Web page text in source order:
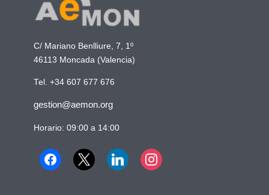
C/ Mariano Benlliure, 7, 1º
46113 Moncada (Valencia)
Tel. +34 607 677 676
gestion@aemon.org
Horario: 09:00 a 14:00